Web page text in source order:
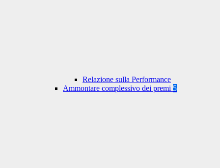
Relazione sulla Performance
Ammontare complessivo dei premi 5